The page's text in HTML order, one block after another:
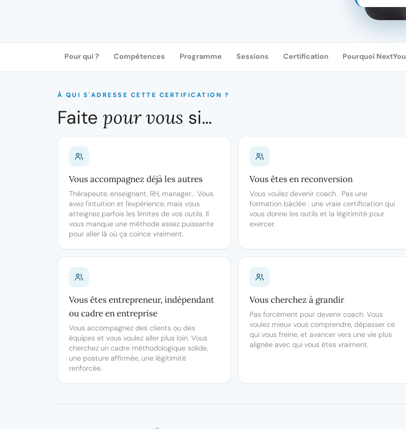
Pour qui ? Compétences Programme Sessions Certification Pourquoi NextYou
À QUI S'ADRESSE CETTE CERTIFICATION ?
Faite pour vous si…
Vous accompagnez déjà les autres
Thérapeute, enseignant, RH, manager... Vous
avez l'intuition et l'expérience, mais vous
atteignez parfois les limites de vos outils. Il
vous manque une méthode assez puissante
pour aller là où ça coince vraiment.
Vous êtes en reconversion
Vous voulez devenir coach . Pas une
formation bâclée : une vraie certification qui
vous donne les outils et la légitimité pour
exercer.
Vous êtes entrepreneur, indépendant
ou cadre en entreprise
Vous accompagnez des clients ou des
équipes et vous voulez aller plus loin. Vous
cherchez un cadre méthodologique solide,
une posture affirmée, une légitimité
renforcée.
Vous cherchez à grandir
Pas forcément pour devenir coach. Vous
voulez mieux vous comprendre, dépasser ce
qui vous freine, et avancer vers une vie plus
alignée avec qui vous êtes vraiment.